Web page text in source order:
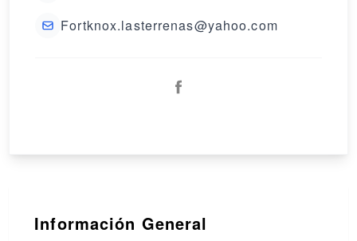
Fortknox.lasterrenas@yahoo.com
Información General